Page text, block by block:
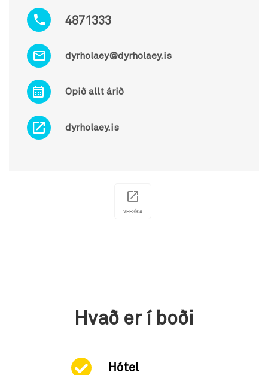
4871333
dyrholaey@dyrholaey.is
Opið allt árið
dyrholaey.is
VEFSÍÐA
Hvað er í boði
Hótel